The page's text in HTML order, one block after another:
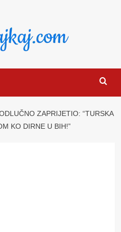
ZAPRIJETIO: “TURSKA
KO DIRNE U BIH!”